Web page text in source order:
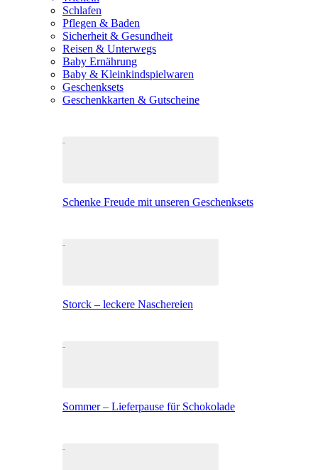
Schlafen
Pflegen & Baden
Sicherheit & Gesundheit
Reisen & Unterwegs
Baby Ernährung
Baby & Kleinkindspielwaren
Geschenksets
Geschenkkarten & Gutscheine
Schenke Freude mit unseren Geschenksets
Storck – leckere Naschereien
Sommer – Lieferpause für Schokolade